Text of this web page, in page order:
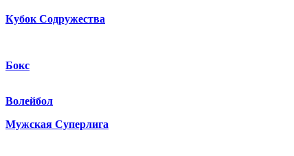
Кубок Содружества
Бокс
Волейбол
Мужская Суперлига